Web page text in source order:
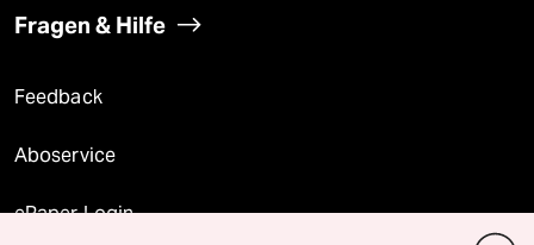
Fragen & Hilfe
Feedback
Aboservice
ePaper Login